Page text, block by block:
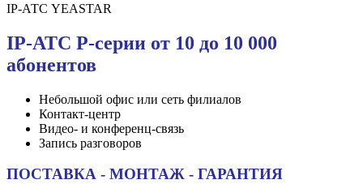
IP-АТС YEASTAR
IP-АТС P-серии от 10 до 10 000
абонентов
Небольшой офис или сеть филиалов
Контакт-центр
Видео- и конференц-связь
Запись разговоров
ПОСТАВКА - МОНТАЖ - ГАРАНТИЯ